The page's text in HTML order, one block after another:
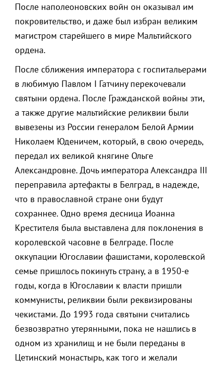
После наполеоновских войн он оказывал им
покровительство, и даже был избран великим
магистром старейшего в мире Мальтийского
ордена.
После сближения императора с госпитальерами
в любимую Павлом I Гатчину перекочевали
святыни ордена. После Гражданской войны эти,
а также другие мальтийские реликвии были
вывезены из России генералом Белой Армии
Николаем Юденичем, который, в свою очередь,
передал их великой княгине Ольге
Александровне. Дочь императора Александра III
переправила артефакты в Белград, в надежде,
что в православной стране они будут
сохраннее. Одно время десница Иоанна
Крестителя была выставлена для поклонения в
королевской часовне в Белграде. После
оккупации Югославии фашистами, королевской
семье пришлось покинуть страну, а в 1950-е
годы, когда в Югославии к власти пришли
коммунисты, реликвии были реквизированы
чекистами. До 1993 года святыни считались
безвозвратно утерянными, пока не нашлись в
одном из хранилищ и не были переданы в
Цетинский монастырь, как того и желали